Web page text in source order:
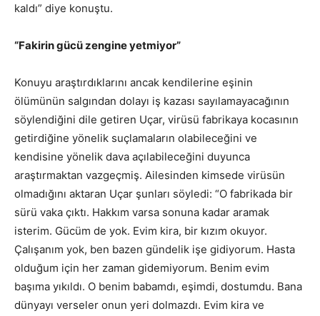
kaldı” diye konuştu.
“Fakirin gücü zengine yetmiyor”
Konuyu araştırdıklarını ancak kendilerine eşinin
ölümünün salgından dolayı iş kazası sayılamayacağının
söylendiğini dile getiren Uçar, virüsü fabrikaya kocasının
getirdiğine yönelik suçlamaların olabileceğini ve
kendisine yönelik dava açılabileceğini duyunca
araştırmaktan vazgeçmiş. Ailesinden kimsede virüsün
olmadığını aktaran Uçar şunları söyledi: “O fabrikada bir
sürü vaka çıktı. Hakkım varsa sonuna kadar aramak
isterim. Gücüm de yok. Evim kira, bir kızım okuyor.
Çalışanım yok, ben bazen gündelik işe gidiyorum. Hasta
olduğum için her zaman gidemiyorum. Benim evim
başıma yıkıldı. O benim babamdı, eşimdi, dostumdu. Bana
dünyayı verseler onun yeri dolmazdı. Evim kira ve